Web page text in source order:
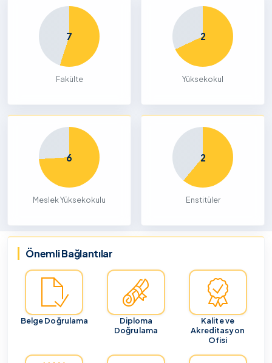
7
Fakülte
2
Yüksekokul
6
Meslek Yüksekokulu
2
Enstitüler
Önemli Bağlantılar
Belge Doğrulama
Diploma
Doğrulama
Kalite ve
Akreditasyon
Ofisi